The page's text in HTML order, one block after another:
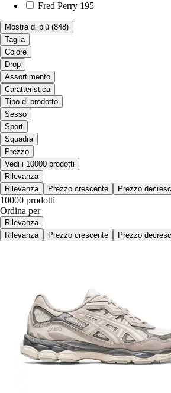
Fred Perry 195
Mostra di più (848)
Taglia
Colore
Drop
Assortimento
Caratteristica
Tipo di prodotto
Sesso
Sport
Squadra
Prezzo
Vedi i 10000 prodotti
Rilevanza
Rilevanza
Prezzo crescente Prezzo
10000 prodotti
Ordina per
Rilevanza
Rilevanza
Prezzo crescente Prezzo